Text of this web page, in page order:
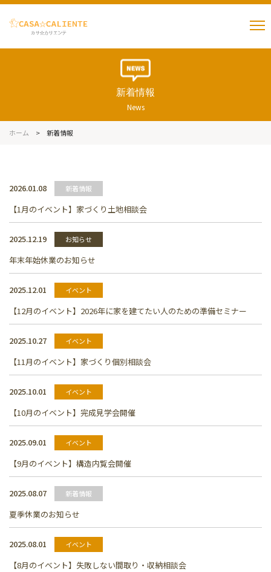
新着情報
News
ホーム > 新着情報
2026.01.08 新着情報
【1月のイベント】家づくり土地相談会
2025.12.19 お知らせ
年末年始休業のお知らせ
2025.12.01 イベント
【12月のイベント】2026年に家を建てたい人のための準備セミナー
2025.10.27 イベント
【11月のイベント】家づくり個別相談会
2025.10.01 イベント
【10月のイベント】完成見学会開催
2025.09.01 イベント
【9月のイベント】構造内覧会開催
2025.08.07 新着情報
夏季休業のお知らせ
2025.08.01 イベント
【8月のイベント】失敗しない間取り・収納相談会